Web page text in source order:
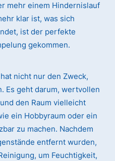
mehr einem Hindernislauf
klar ist, was sich
ist der perfekte
gekommen.
nicht nur den Zweck,
Es geht darum, wertvollen
den Raum vielleicht
ein Hobbyraum oder ein
zu machen. Nachdem
entfernt wurden,
um Feuchtigkeit,